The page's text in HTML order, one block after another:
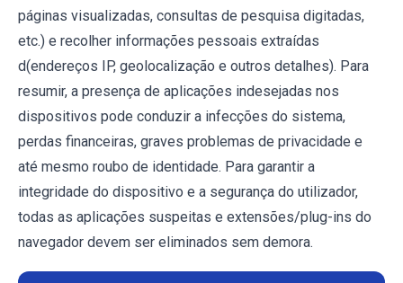
páginas visualizadas, consultas de pesquisa digitadas,
etc.) e recolher informações pessoais extraídas
d(endereços IP, geolocalização e outros detalhes). Para
resumir, a presença de aplicações indesejadas nos
dispositivos pode conduzir a infecções do sistema,
perdas financeiras, graves problemas de privacidade e
até mesmo roubo de identidade. Para garantir a
integridade do dispositivo e a segurança do utilizador,
todas as aplicações suspeitas e extensões/plug-ins do
navegador devem ser eliminados sem demora.